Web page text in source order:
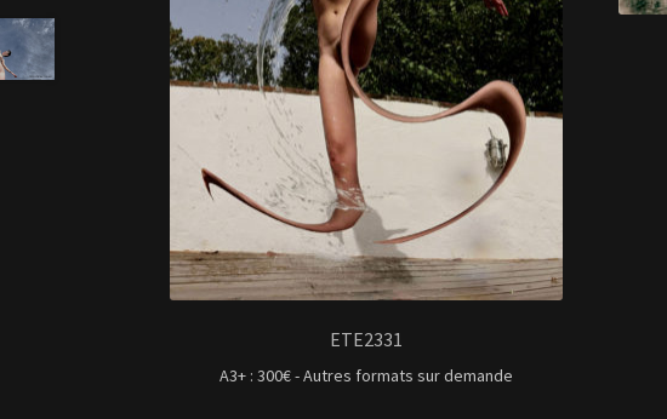
ETE2331
A3+ : 300€ - Autres formats sur demande